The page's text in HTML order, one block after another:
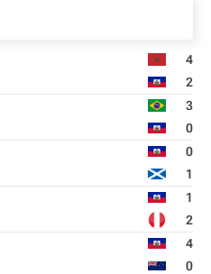
4
2
3
0
0
1
1
2
4
0